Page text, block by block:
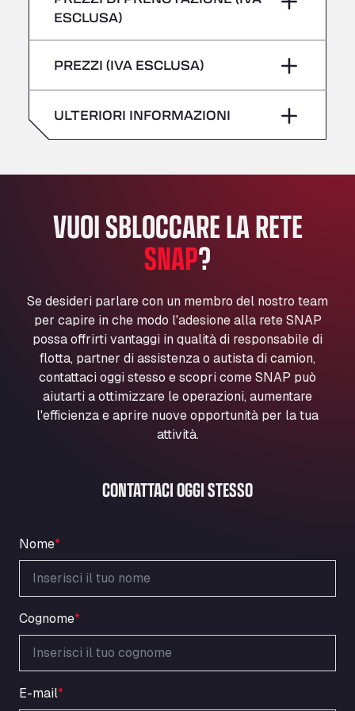
All 4 Trucks
Klaverbladstaat 21, 3560
American Truck Wash
Aut. A4 Salida 288 Pol. Ind. del Guadiel, 23210
Andamur La Junquera
Andamur Pamplona
Andamur San Roman II
Aut A1 Exit 385, 01207
Anpol Sp. z o.o.
Ul. Torunska 147, 85884
Aqua Ariva GmbH
Marie-Curie-Straße 24, 68219
Aral Autohof Bockel
An der Autobahn 1, 27404
ARAL Autohof Bockenem
Nellinger Str. 24, 89188
ARAL Tankstelle - XXL Truckwash.de
GmbH
Obernburger Str. 127, 63811
Ardleigh South Services
a120 westbound, CO77SL
Area 47 Hermanos Rico
Autovia A4 km 47, 28300
Area de Servicio Agetrans
Sabato –
giovedì
Sabato –
ESCLUSA)
PREZZI (IVA ESCLUSA)
ULTERIORI INFORMAZIONI
VUOI SBLOCCARE LA RETE
SNAP?
Se desideri parlare con un membro del nostro team
per capire in che modo l'adesione alla rete SNAP
possa offrirti vantaggi in qualità di responsabile di
flotta, partner di assistenza o autista di camion,
contattaci oggi stesso e scopri come SNAP può
aiutarti a ottimizzare le operazioni, aumentare
l'efficienza e aprire nuove opportunità per la tua
attività.
CONTATTACI OGGI STESSO
Nome*
Cognome*
E-mail*